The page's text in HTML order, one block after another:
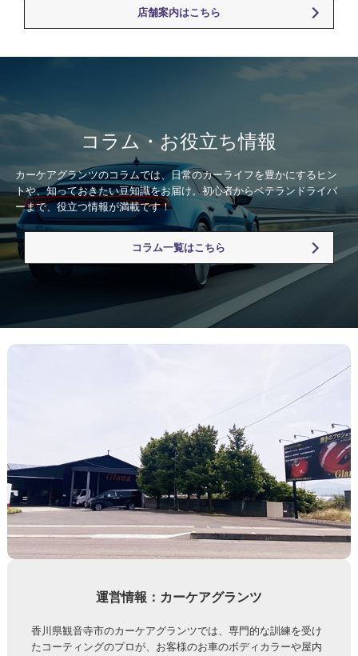
店舗案内はこちら
コラム・お役立ち情報
カーケアグランツのコラムでは、日常のカーライフを豊かにするヒン
トや、知っておきたい豆知識をお届け。初心者からベテランドライバ
ーまで、役立つ情報が満載です！
コラム一覧はこちら
運営情報：カーケアグランツ
香川県観音寺市のカーケアグランツでは、専門的な訓練を受け
たコーティングのプロが、お客様のお車のボディカラーや屋内